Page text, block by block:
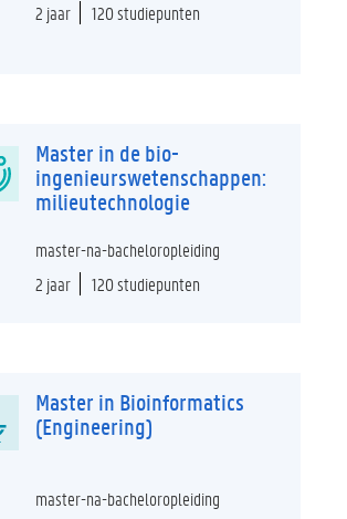
2 jaar
120 studiepunten
Master in de bio-
ingenieurswetenschappen:
milieutechnologie
master-na-bacheloropleiding
2 jaar
120 studiepunten
Master in Bioinformatics
(Engineering)
master-na-bacheloropleiding